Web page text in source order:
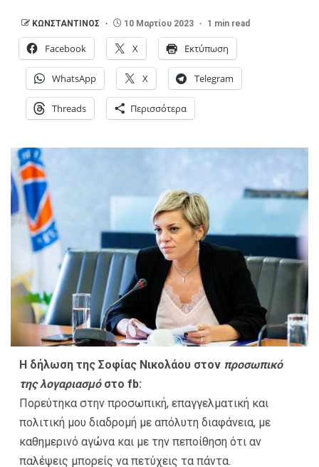
ΚΩΝΣΤΑΝΤΙΝΟΣ 10 Μαρτίου 2023 1 min read
Facebook X Εκτύπωση
WhatsApp X Telegram
Threads Περισσότερα
Η δήλωση της Σοφίας Νικολάου στον προσωπικό
της λογαριασμόστο fb:
Πορεύτηκα στην προσωπική, επαγγελματική και
πολιτική μου διαδρομή με απόλυτη διαφάνεια, με
καθημερινό αγώνα και με την πεποίθηση ότι αν
παλέψεις μπορείς να πετύχεις τα πάντα.